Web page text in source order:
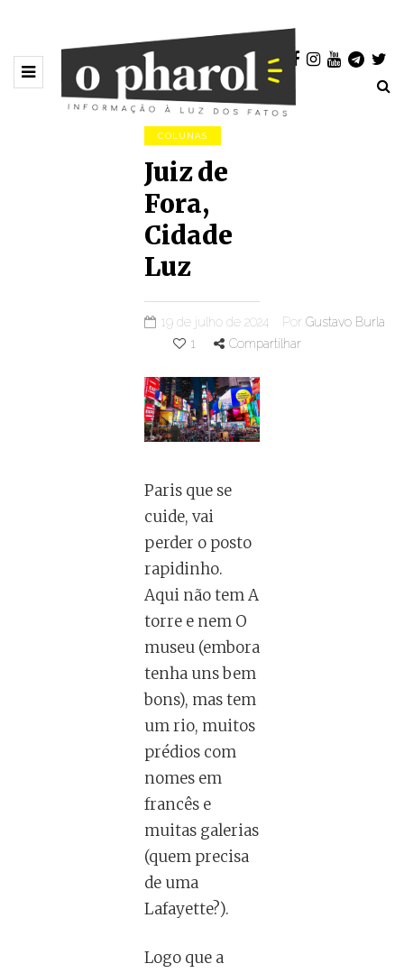
COLUNAS
Juiz de
Fora,
Cidade
Luz
19 de julho de 2024 Por Gustavo Burla
1
Compartilhar
Paris que se
cuide, vai
perder o posto
rapidinho.
Aqui não tem A
torre e nem O
museu (embora
tenha uns bem
bons), mas tem
um rio, muitos
prédios com
nomes em
francês e
muitas galerias
(quem precisa
de uma
Lafayette?).
Logo que a